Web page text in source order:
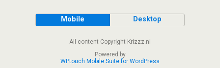
Mobile Desktop
All content Copyright Krizzz.nl
Powered by
WPtouch Mobile Suite for WordPress